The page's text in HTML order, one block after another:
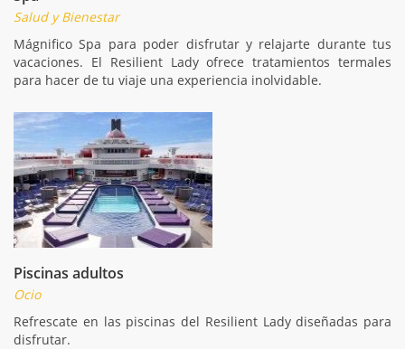
Salud y Bienestar
Mágnifico Spa para poder disfrutar y relajarte durante tus
vacaciones. El Resilient Lady ofrece tratamientos termales
para hacer de tu viaje una experiencia inolvidable.
Piscinas adultos
Ocio
Refrescate en las piscinas del Resilient Lady diseñadas para
disfrutar.